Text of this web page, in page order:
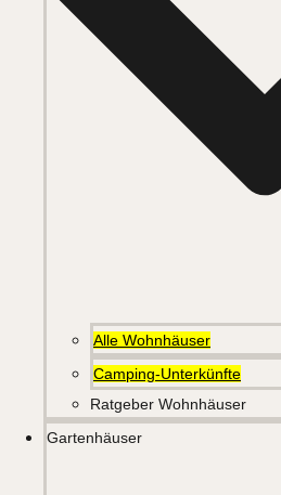
Alle Wohnhäuser
Camping-Unterkünfte
Ratgeber Wohnhäuser
Gartenhäuser